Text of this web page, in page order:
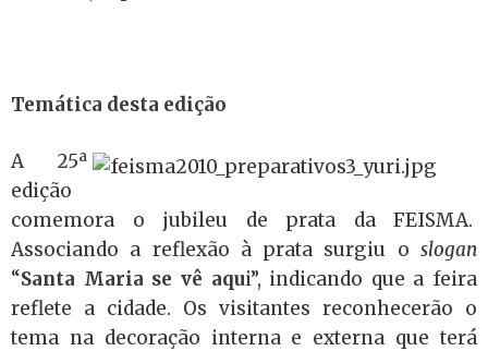
Temática desta edição
A 25ª
edição
comemora o jubileu de prata da FEISMA.
Associando a reflexão à prata surgiu o slogan
“Santa Maria se vê aqui”, indicando que a feira
reflete a cidade. Os visitantes reconhecerão o
tema na decoração interna e externa que terá